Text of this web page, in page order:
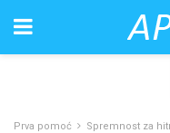
Prva pomoć Spremnost za